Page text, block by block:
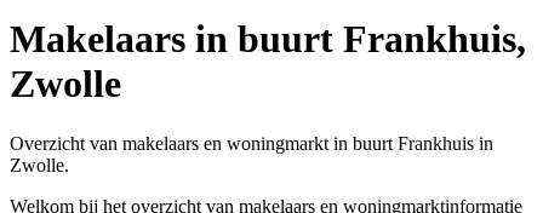
Makelaars in buurt Frankhuis,
Zwolle
Overzicht van makelaars en woningmarkt in buurt Frankhuis in
Zwolle.
Welkom bij het overzicht van makelaars en woningmarktinformatie